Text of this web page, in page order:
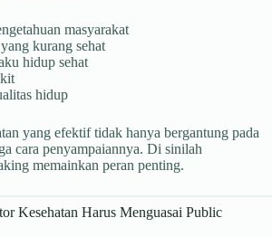
masyarakat
kurang sehat
hidup sehat
hidup
yang efektif tidak hanya bergantung pada
cara penyampaiannya. Di sinilah
memainkan peran penting.
Kesehatan Harus Menguasai Public